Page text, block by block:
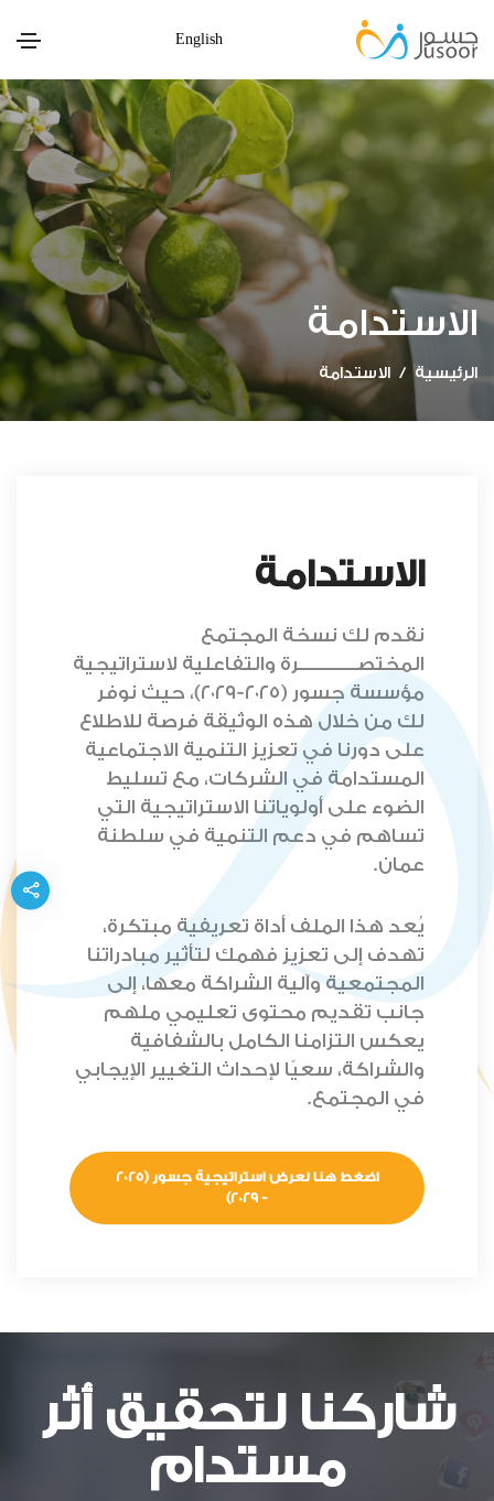
English
الاستدامة
الرئيسية الاستدامة
الاستدامة
نقدم لك نسخة المجتمع
المختصـــــــــــــرة والتفاعلية لاستراتيجية
مؤسسة جسور (٢٠٢٥-٢٠٢٩)، حيث نوفر
لك من خلال هذه الوثيقة فرصة للاطلاع
على دورنا في تعزيز التنمية الاجتماعية
المستدامة في الشركات، مع تسليط
الضوء على أولوياتنا الاستراتيجية التي
تساهم في دعم التنمية في سلطنة
عمان.
يُعد هذا الملف أداة تعريفية مبتكرة،
تهدف إلى تعزيز فهمك لتأثير مبادراتنا
المجتمعية وآلية الشراكة معها، إلى
جانب تقديم محتوى تعليمي ملهم
يعكس التزامنا الكامل بالشفافية
والشراكة، سعيًا لإحداث التغيير الإيجابي
في المجتمع.
اضغط هنا لعرض استراتيجية جسور (2025
- 2029)
شاركنا لتحقيق أثر
مستدام